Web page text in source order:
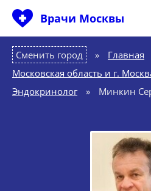
Врачи Москвы
Сменить город Главная
Московская область и г.
Эндокринолог
» Минкин